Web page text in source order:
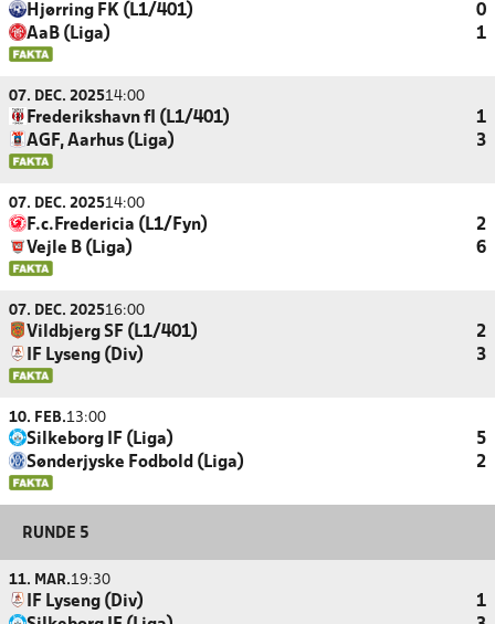
Hjørring FK (L1/401)
0
AaB (Liga)
1
07. DEC. 202514:00
Frederikshavn fI (L1/401)
1
AGF, Aarhus (Liga)
3
07. DEC. 202514:00
F.c.Fredericia (L1/Fyn)
2
Vejle B (Liga)
6
07. DEC. 202516:00
Vildbjerg SF (L1/401)
2
IF Lyseng (Div)
3
10. FEB.13:00
Silkeborg IF (Liga)
5
Sønderjyske Fodbold (Liga)
2
RUNDE 5
11. MAR.19:30
IF Lyseng (Div)
1